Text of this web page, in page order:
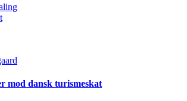
mod dansk turismeskat